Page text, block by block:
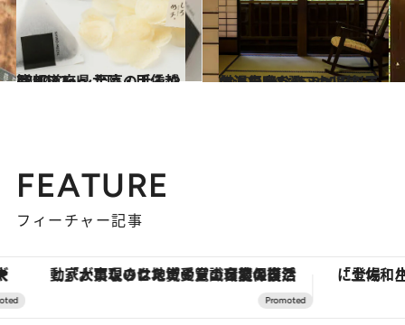
2022.1.5
47都道府県 至高の手みやげリスト ～北陸・甲信越篇 2022～
グルメ 2020.1.19
名湯で叶う15,000円以下の温泉宿8選 これは絶対、行かなきゃソンです
旅＆お出かけ
FEATURE
フィーチャー記事
「大事なのは地域の意識を変えること」。ロレックス賞受賞の自然保護活動家が実現させたナイジェリアの自然環境の復活